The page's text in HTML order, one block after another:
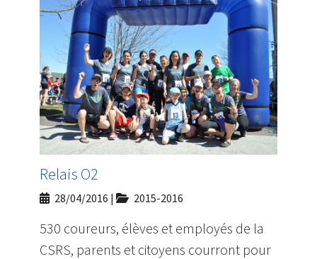
Relais O2
28/04/2016 | 2015-2016
530 coureurs, élèves et employés de la
CSRS, parents et citoyens courront pour